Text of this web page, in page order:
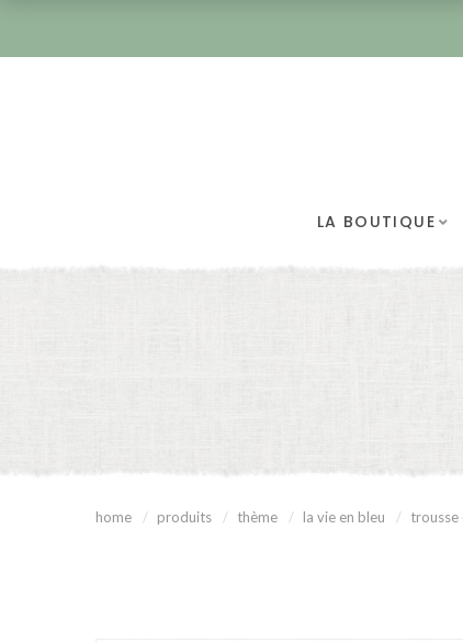
LA BOUTIQUE
home produits thème la vie en bleu